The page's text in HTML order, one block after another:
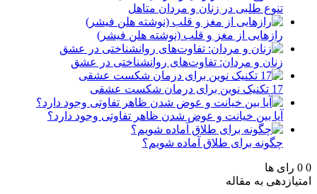
تنوع طلبی در زنان و مردان متاهل
رازهایی از مغز و قلب (نوشته هلن فیشر)
زنان و مردان: تفاوت‌های روانشناختی در عشق
آیا بین خیانت و عوض شدن ظاهر تفاوتی وجود دارد؟
چگونه برای طلاق آماده شویم؟
رای ها
به مقاله